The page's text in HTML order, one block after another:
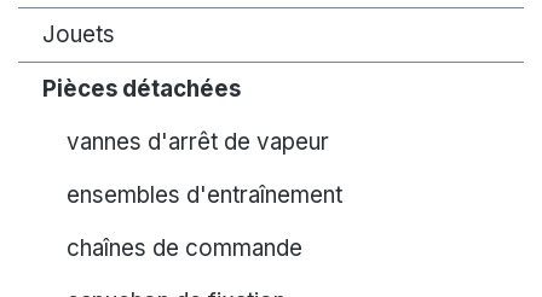
Jouets
Pièces détachées
vannes d'arrêt de vapeur
ensembles d'entraînement
chaînes de commande